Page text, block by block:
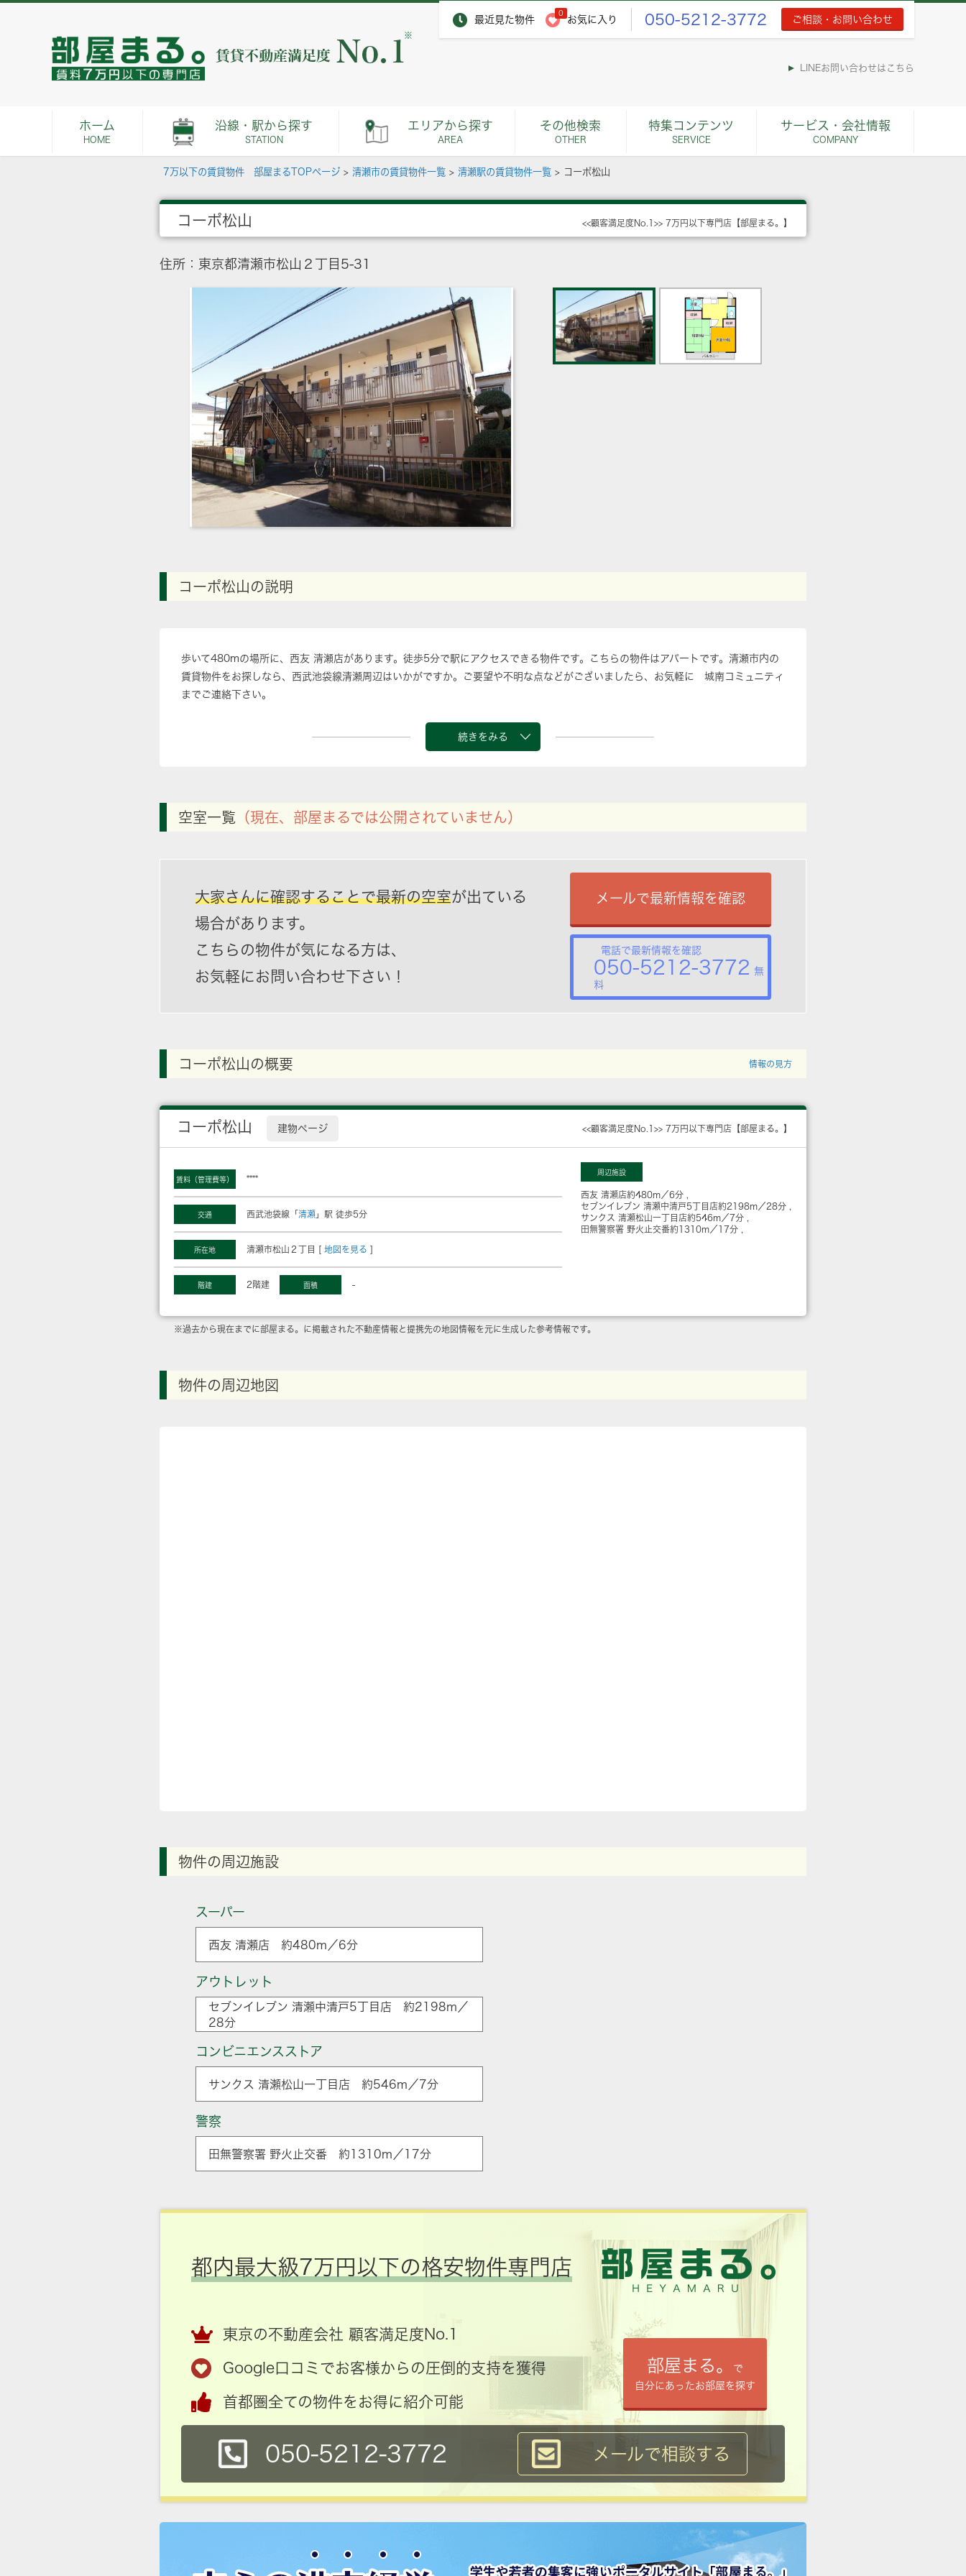
最近見た物件
0
お気に入り 050-5212-3772 ご相談・お問い合わせ
※
LINEお問い合わせはこちら
ホーム
HOME
沿線・駅から探す
STATION
エリアから探す
AREA
その他検索
OTHER
特集コンテンツ
SERVICE
サービス・会社情報
COMPANY
7万以下の賃貸物件 部屋まるTOPページ > 清瀬市の賃貸物件一覧 > 清瀬駅の賃貸物件一覧 > コーポ松山
コーポ松山 <<顧客満足度No.1>> 7万円以下専門店【部屋まる。】
住所：東京都清瀬市松山２丁目5-31
コーポ松山の説明
歩いて480mの場所に、西友 清瀬店があります。徒歩5分で駅にアクセスできる物件です。こちらの物件はアパートです。清瀬市内の
賃貸物件をお探しなら、西武池袋線清瀬周辺はいかがですか。ご要望や不明な点などがございましたら、お気軽に 城南コミュニティ
までご連絡下さい。
続きをみる
空室一覧 （現在、部屋まるでは公開されていません）
大家さんに確認することで最新の空室が出ている
場合があります。
こちらの物件が気になる方は、
お気軽にお問い合わせ下さい！
メールで最新情報を確認
電話で最新情報を確認
050-5212-3772 無
料
コーポ松山の概要 情報の見方
コーポ松山 建物ページ <<顧客満足度No.1>> 7万円以下専門店【部屋まる。】
賃料（管理費等） ****
交通 西武池袋線「 清瀬 」駅 徒歩5分
所在地 清瀬市松山２丁目 [ 地図を見る ]
階建 2階建 面積 -
周辺施設
西友 清瀬店約480m／6分
セブンイレブン 清瀬中清戸5丁目店約2198m／28分
サンクス 清瀬松山一丁目店約546m／7分
田無警察署 野火止交番約1310m／17分
※過去から現在までに部屋まる。に掲載された不動産情報と提携先の地図情報を元に生成した参考情報です。
物件の周辺地図
物件の周辺施設
スーパー
西友 清瀬店 約480m／6分
アウトレット
セブンイレブン 清瀬中清戸5丁目店 約2198m／
28分
コンビニエンスストア
サンクス 清瀬松山一丁目店 約546m／7分
警察
田無警察署 野火止交番 約1310m／17分
都内最大級7万円以下の格安物件専門店
東京の不動産会社 顧客満足度No.1
Google口コミでお客様からの圧倒的支持を獲得
首都圏全ての物件をお得に紹介可能
部屋まる。
で
自分にあったお部屋を探す
050-5212-3772 メールで相談する